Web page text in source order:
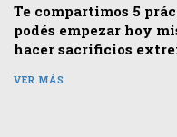
Te compartimos 5
podés empezar hoy
hacer sacrificios
VER MÁS